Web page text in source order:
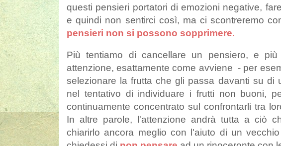
questi pensieri portatori di emozioni negative,
e quindi non sentirci così, ma ci scontreremo
pensieri non si possono sopprimere.
Più tentiamo di cancellare un pensiero, e
attenzione, esattamente come avviene - per
selezionare la frutta che gli passa davanti su di
nel tentativo di individuare i frutti non buoni,
continuamente concentrato sul confrontarli tra
In altre parole, l'attenzione andrà tutta a ciò
chiarirlo ancora meglio con l'aiuto di un